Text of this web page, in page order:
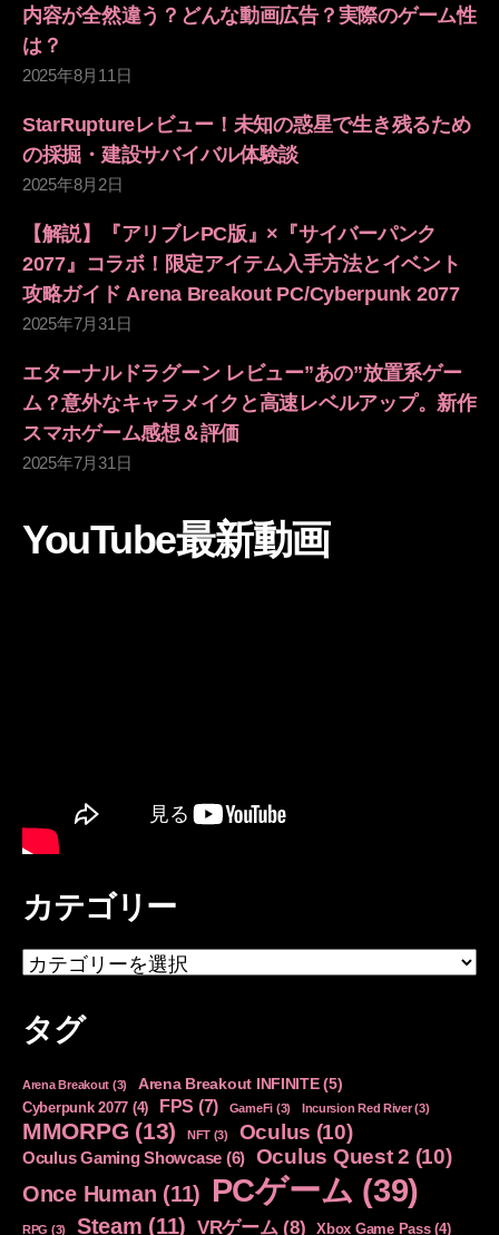
内容が全然違う？どんな動画広告？実際のゲーム性
は？
2025年8月11日
StarRuptureレビュー！未知の惑星で生き残るため
の採掘・建設サバイバル体験談
2025年8月2日
【解説】『アリブレPC版』×『サイバーパンク
2077』コラボ！限定アイテム入手方法とイベント
攻略ガイド Arena Breakout PC/Cyberpunk 2077
2025年7月31日
エターナルドラグーン レビュー”あの”放置系ゲー
ム？意外なキャラメイクと高速レベルアップ。新作
スマホゲーム感想＆評価
2025年7月31日
YouTube最新動画
カテゴリー
カ
テ
リ
タグ
Arena Breakout (3) Arena Breakout INFINITE(5)
Cyberpunk 2077 (4) FPS (7) GameFi (3) Incursion Red River(3)
MMORPG (13) NFT(3) Oculus (10)
Oculus Gaming Showcase (6) Oculus Quest 2 (10)
Once Human (11) PCゲーム (39)
RPG (3) Steam (11) VRゲーム (8) Xbox Game Pass(4)